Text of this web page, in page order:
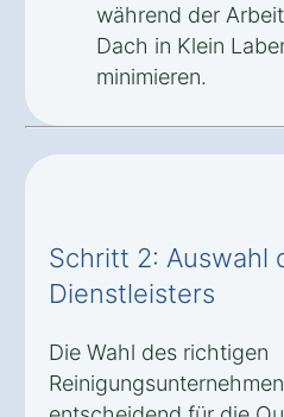
während der
Dach in Klein
minimieren.
Schritt 2: Auswahl
Dienstleisters
Die Wahl des richtigen